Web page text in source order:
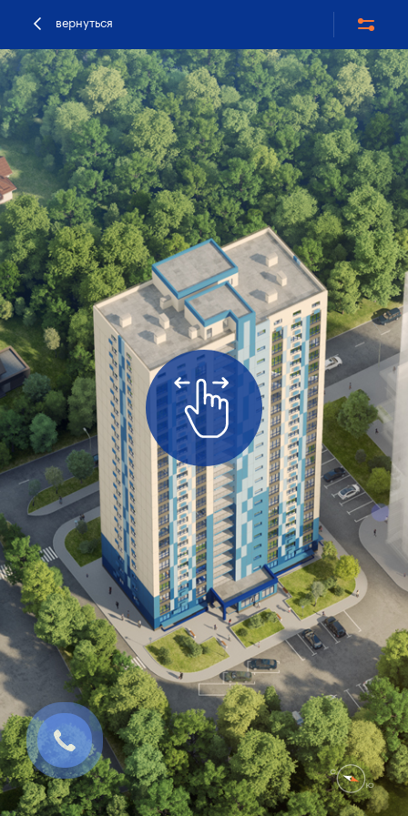
вернуться